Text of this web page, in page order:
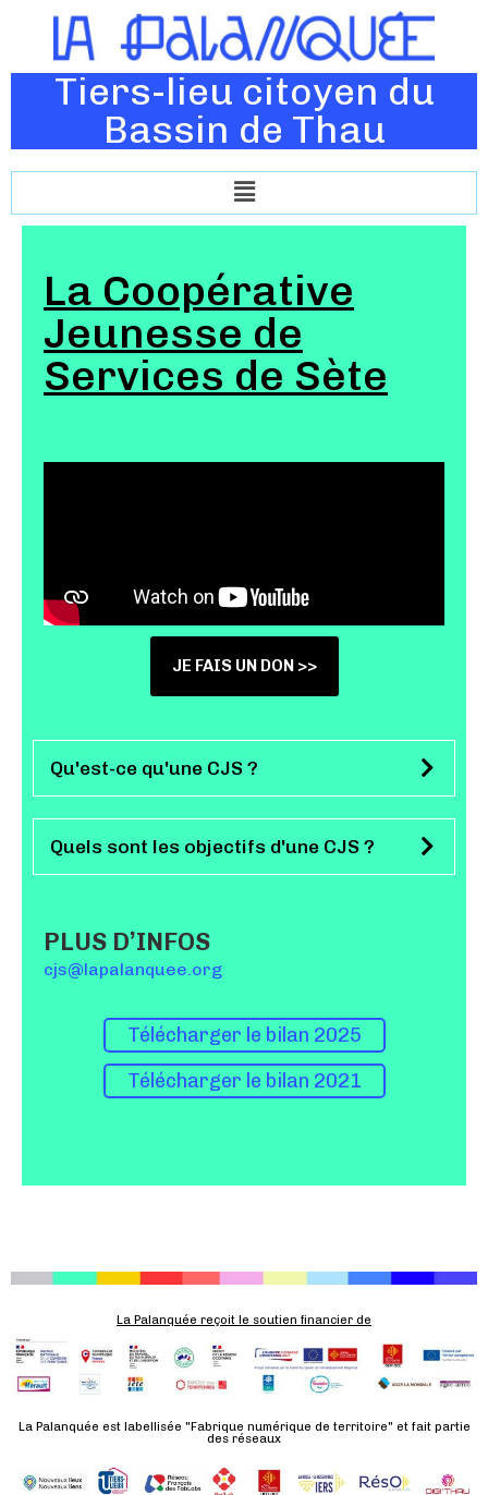
Tiers-lieu citoyen du
Bassin de Thau
La Coopérative
Jeunesse de
Services de Sète
JE FAIS UN DON >>
Qu'est-ce qu'une CJS ?
Quels sont les objectifs d'une CJS ?
PLUS D’INFOS
cjs@lapalanquee.org
Télécharger le bilan 2025
Télécharger le bilan 2021
La Palanquée reçoit le soutien financier de
La Palanquée est labellisée "Fabrique numérique de territoire" et fait partie
des réseaux